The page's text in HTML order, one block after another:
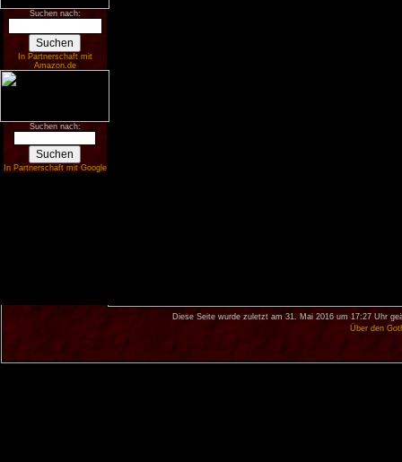
Suchen nach:
In Partnerschaft mit
Amazon.de
Suchen nach:
In Partnerschaft mit Google
Diese Seite wurde zuletzt am 31. Mai 2016 um 17:27 Uhr
Über den